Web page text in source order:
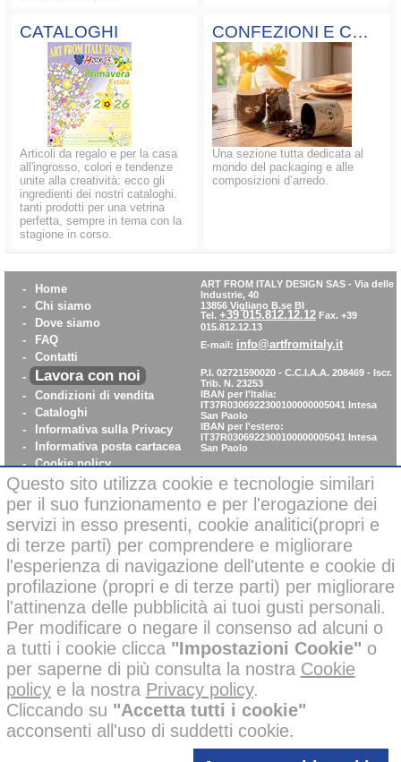
CATALOGHI
Articoli da regalo e per la casa
all'ingrosso, colori e tendenze
unite alla creatività: ecco gli
ingredienti dei nostri cataloghi.
tanti prodotti per una vetrina
perfetta, sempre in tema con la
stagione in corso.
CONFEZIONI E COMPOSIZIONI
Una sezione tutta dedicata al
mondo del packaging e alle
composizioni d’arredo.
-
Home
-
Chi siamo
-
Dove siamo
-
FAQ
-
Contatti
-
Lavora con noi
-
Condizioni di vendita
-
Cataloghi
-
Informativa sulla Privacy
-
Informativa posta cartacea
- Cookie policy
- WhistleBlowing
Parità di Genere
ART FROM ITALY DESIGN SAS - Via delle
Industrie, 40
13856 Vigliano B.se BI
Tel. +39 015.812.12.12 Fax. +39
015.812.12.13
E-mail: info@artfromitaly.it
P.I. 02721590020 - C.C.I.A.A. 208469 - Iscr.
Trib. N. 23253
IBAN per l'Italia:
IT37R0306922300100000005041 Intesa
San Paolo
IBAN per l'estero:
IT37R0306922300100000005041 Intesa
San Paolo
Pagamenti sicuri con carta di credito on-line
Alcune immagini di questo sito possono essere state corrette negli
sfondi o migliorate nelle ambientazioni con l’ausilio di intelligenza
artificiale per finalità creative e illustrative.
Tutti i nostri prodotti presenti nelle foto invece, sono reali e non sono
stati modificati o alterati; inoltre i prodotti a marchio
stati ideati e disegnatiesclusivamentedalle mani dei nostri
Questo sito utilizza cookie e tecnologie similari
per il suo funzionamento e per l'erogazione dei
servizi in esso presenti, cookie analitici(propri e
di terze parti) per comprendere e migliorare
l'esperienza di navigazione dell'utente e cookie di
profilazione (propri e di terze parti) per migliorare
l'attinenza delle pubblicità ai tuoi gusti personali.
Per modificare o negare il consenso ad alcuni o
a tutti i cookie clicca "Impostazioni Cookie" o
per saperne di più consulta la nostra Cookie
policye la nostra Privacy policy.
Cliccando su "Accetta tutti i cookie"
acconsenti all'uso di suddetti cookie.